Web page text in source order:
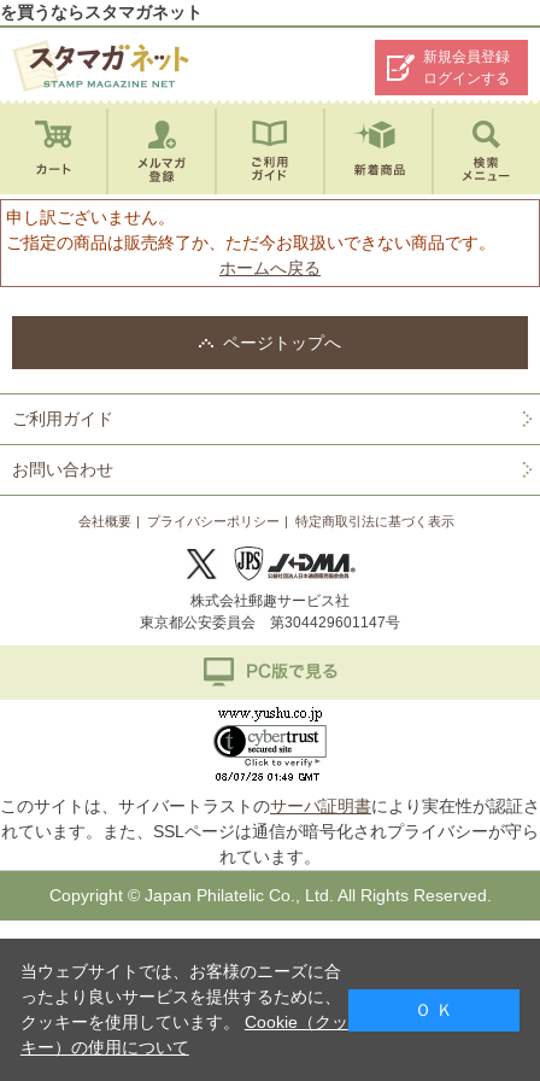
を買うならスタマガネット
新規会員登録
ログインする
申し訳ございません。
ご指定の商品は販売終了か、ただ今お取扱いできない商品です。
ホームへ戻る
ページトップへ
ご利用ガイド
お問い合わせ
会社概要 プライバシーポリシー 特定商取引法に基づく表示
株式会社郵趣サービス社
東京都公安委員会 第304429601147号
このサイトは、サイバートラストのサーバ証明書により実在性が認証さ
れています。また、SSLページは通信が暗号化されプライバシーが守ら
れています。
Copyright © Japan Philatelic Co., Ltd. All Rights Reserved.
当ウェブサイトでは、お客様のニーズに合
ったより良いサービスを提供するために、
クッキーを使用しています。 Cookie（クッ
キー）の使用について
Ｏ Ｋ